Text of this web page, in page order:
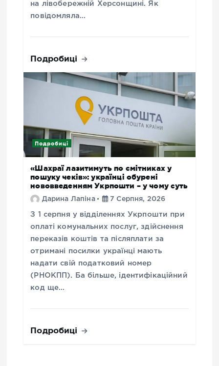
на лівобережній Херсонщині. Як
повідомляла…
Подробиці
Подробиці
«Шахраї лазитимуть по смітниках у
пошуку чеків»: українці обурені
нововведенням Укрпошти – у чому суть
Дарина Лапіна 7 Серпня, 2026
З 1 серпня у відділеннях Укрпошти при
оплаті комунальних послуг, здійснення
переказів коштів та післяплати за
отримані посилки українці мають
надати свій податковий номер
(РНОКПП). Ба більше, ідентифікаційний
код ще…
Подробиці